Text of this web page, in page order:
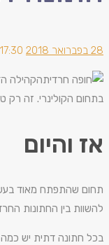
28 בפברואר 2018 17:30
הקהילה
בתחום הקולינרי. זה
אז והיום
תחום שהתפתח מאוד
להשוות בין החתונות